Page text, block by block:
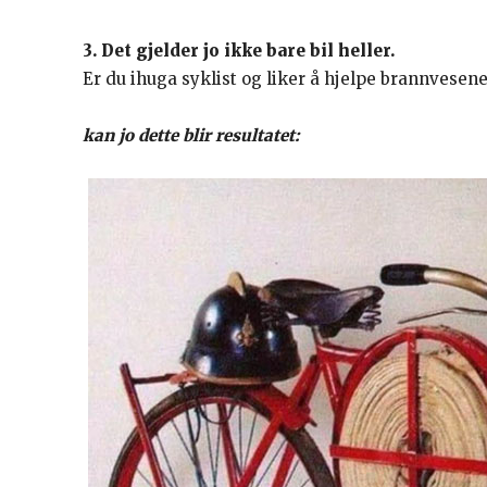
3. Det gjelder jo ikke bare bil heller.
Er du ihuga syklist og liker å hjelpe
kan jo dette blir resultatet: